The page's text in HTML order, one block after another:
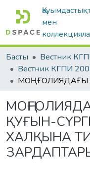
мен
Басты Вестник
Вестник КГПИ
ҚУҒЫН-
ХАЛҚЫНА